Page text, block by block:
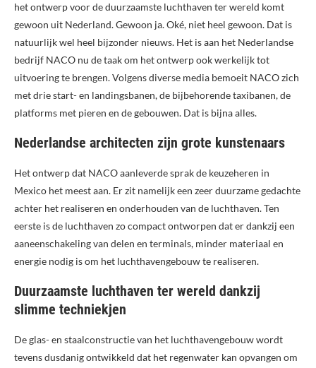
het ontwerp voor de duurzaamste luchthaven ter wereld komt
gewoon uit Nederland. Gewoon ja. Oké, niet heel gewoon. Dat is
natuurlijk wel heel bijzonder nieuws. Het is aan het Nederlandse
bedrijf NACO nu de taak om het ontwerp ook werkelijk tot
uitvoering te brengen. Volgens diverse media bemoeit NACO zich
met drie start- en landingsbanen, de bijbehorende taxibanen, de
platforms met pieren en de gebouwen. Dat is bijna alles.
Nederlandse architecten zijn grote kunstenaars
Het ontwerp dat NACO aanleverde sprak de keuzeheren in
Mexico het meest aan. Er zit namelijk een zeer duurzame gedachte
achter het realiseren en onderhouden van de luchthaven. Ten
eerste is de luchthaven zo compact ontworpen dat er dankzij een
aaneenschakeling van delen en terminals, minder materiaal en
energie nodig is om het luchthavengebouw te realiseren.
Duurzaamste luchthaven ter wereld dankzij
slimme techniekjen
De glas- en staalconstructie van het luchthavengebouw wordt
tevens dusdanig ontwikkeld dat het regenwater kan opvangen om